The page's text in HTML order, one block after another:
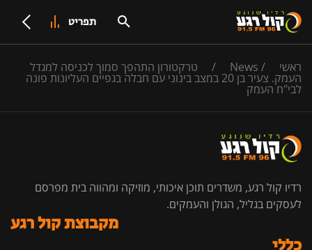
תפריט
ראשי /
News
/ טרקטורון התהפך סמוך לכניסה למגדל
העמק. צעיר בן 20 במצב בינוני עם חבלה בגפיים העליונות פונה
לבי"ח העמק
רדיו קול רגע, משדרים תוכן איכותי, מוזיקה ומהווה בית מפרסם
לעסקים בגליל, הגולן והעמקים.
מקבוצת קול רגע